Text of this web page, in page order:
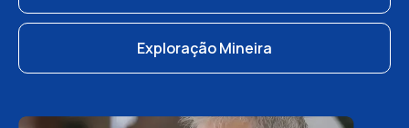
Exploração Mineira